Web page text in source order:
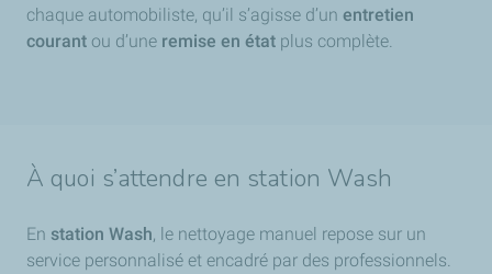
chaque automobiliste, qu’il s’agisse d’un entretien
courant ou d’une remise en état plus complète.
À quoi s’attendre en station Wash
En station Wash, le nettoyage manuel repose sur un
service personnalisé et encadré par des professionnels.